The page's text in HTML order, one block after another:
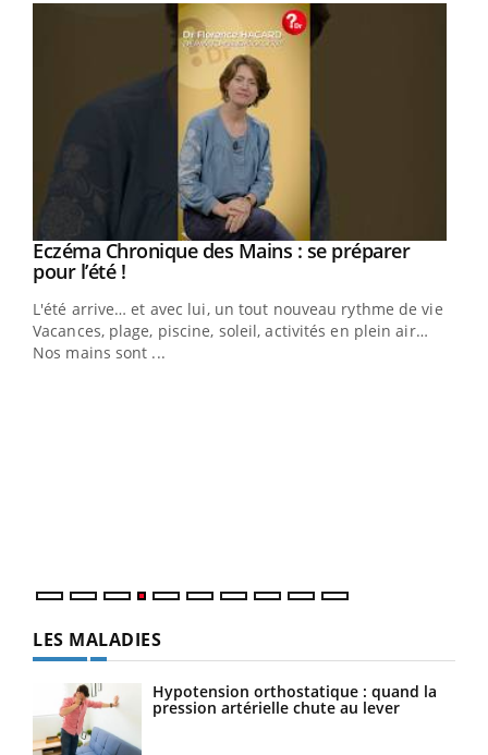
Youtube
Eczéma Chronique des Mains : se préparer
pour l’été !Youtube
L'été arrive… et avec lui, un tout nouveau rythme de vie !
Vacances, plage, piscine, soleil, activités en plein air…
Nos mains sont ...
LES MALADIES
Hypotension orthostatique : quand la
pression artérielle chute au lever